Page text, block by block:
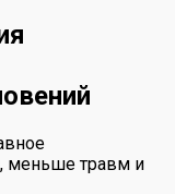
меньше травм и